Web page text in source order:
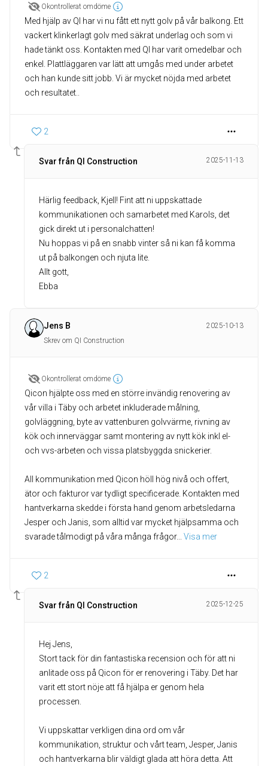
Okontrollerat omdöme
Med hjälp av QI har vi nu fått ett nytt golv på vår balkong. Ett
vackert klinkerlagt golv med säkrat underlag och som vi
hade tänkt oss. Kontakten med QI har varit omedelbar och
enkel. Plattläggaren var lätt att umgås med under arbetet
och han kunde sitt jobb. Vi är mycket nöjda med arbetet
och resultatet..
2
Svar från QI Construction 2025-11-13
Härlig feedback, Kjell! Fint att ni uppskattade
kommunikationen och samarbetet med Karols, det
gick direkt ut i personalchatten!
Nu hoppas vi på en snabb vinter så ni kan få komma
ut på balkongen och njuta lite.
Allt gott,
Ebba
Jens B
2025-10-13
Skrev om QI Construction
Okontrollerat omdöme
Qicon hjälpte oss med en större invändig renovering av
vår villa i Täby och arbetet inkluderade målning,
golvläggning, byte av vattenburen golvvärme, rivning av
kök och innerväggar samt montering av nytt kök inkl el-
och vvs-arbeten och vissa platsbyggda snickerier.
All kommunikation med Qicon höll hög nivå och offert,
ätor och fakturor var tydligt specificerade. Kontakten med
hantverkarna skedde i första hand genom arbetsledarna
Jesper och Janis, som alltid var mycket hjälpsamma och
svarade tålmodigt på våra många frågor... Visa mer
2
Svar från QI Construction 2025-12-25
Hej Jens,
Stort tack för din fantastiska recension och för att ni
anlitade oss på Qicon för er renovering i Täby. Det har
varit ett stort nöje att få hjälpa er genom hela
processen.
Vi uppskattar verkligen dina ord om vår
kommunikation, struktur och vårt team, Jesper, Janis
och hantverkarna blir väldigt glada att höra detta. Att